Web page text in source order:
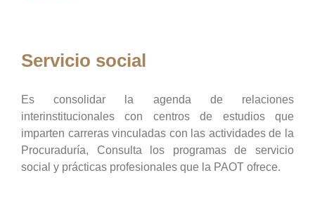
Servicio social
Es consolidar la agenda de relaciones
interinstitucionales con centros de estudios que
imparten carreras vinculadas con las actividades de la
Procuraduría, Consulta los programas de servicio
social y prácticas profesionales que la PAOT ofrece.